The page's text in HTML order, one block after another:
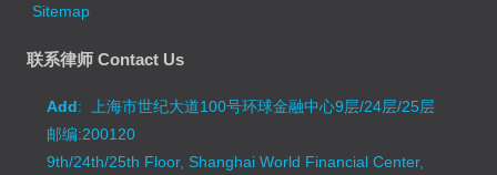
Sitemap
联系律师 Contact Us
Add: 上海市世纪大道100号环球金融中心9层/24层/25层
邮编:200120
9th/24th/25th Floor, Shanghai World Financial Center,